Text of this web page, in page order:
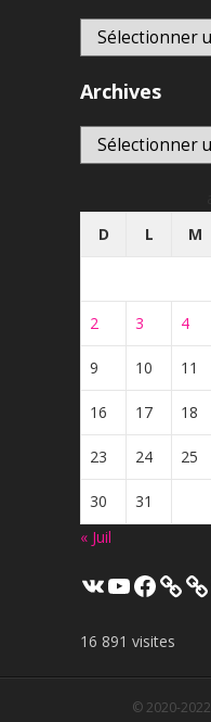
Archives
Archives
D
L M
2 3 4
9 10 11
16 17 18
23 24 25
30
31
« Juil
VK YouTube
Facebook
16 891 visites
© 2020-2022